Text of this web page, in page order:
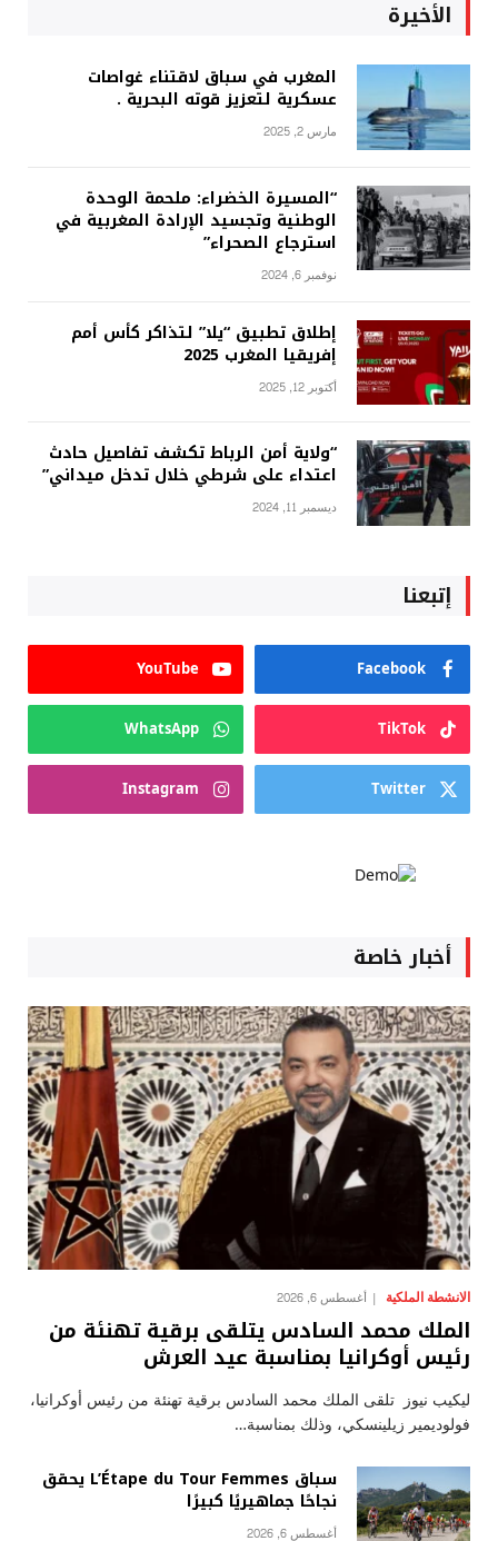
الأخيرة
المغرب في سباق لاقتناء غواصات
عسكرية لتعزيز قوته البحرية .
مارس 2, 2025
“المسيرة الخضراء: ملحمة الوحدة
الوطنية وتجسيد الإرادة المغربية في
استرجاع الصحراء”
نوفمبر 6, 2024
إطلاق تطبيق “يلا” لتذاكر كأس أمم
إفريقيا المغرب 2025
أكتوبر 12, 2025
“ولاية أمن الرباط تكشف تفاصيل حادث
اعتداء على شرطي خلال تدخل ميداني”
ديسمبر 11, 2024
إتبعنا
Facebook
YouTube
TikTok
WhatsApp
Twitter
Instagram
أخبار خاصة
الانشطة الملكية أغسطس 6, 2026
الملك محمد السادس يتلقى برقية تهنئة من
رئيس أوكرانيا بمناسبة عيد العرش
ليكيب نيوز تلقى الملك محمد السادس برقية تهنئة من رئيس أوكرانيا،
فولوديمير زيلينسكي، وذلك بمناسبة…
سباق L’Étape du Tour Femmes يحقق
نجاحًا جماهيريًا كبيرًا
أغسطس 6, 2026